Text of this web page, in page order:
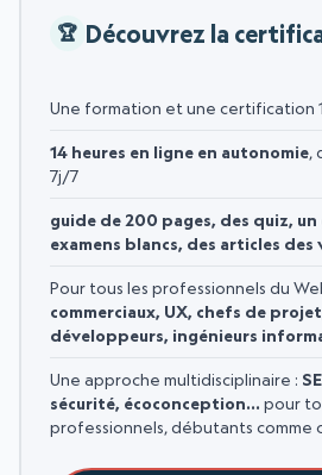
Découvrez la
Une formation et une certification
14 heures en ligne en autonomie,
7j/7
guide de 200 pages, des quiz, un
examens blancs, des articles des
Pour tous les professionnels du
commerciaux, UX, chefs de
développeurs, ingénieurs
Une approche multidisciplinaire :
sécurité, écoconception… pour
professionnels, débutants comme